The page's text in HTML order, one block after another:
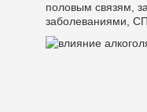
половым связям,
заболеваниями,